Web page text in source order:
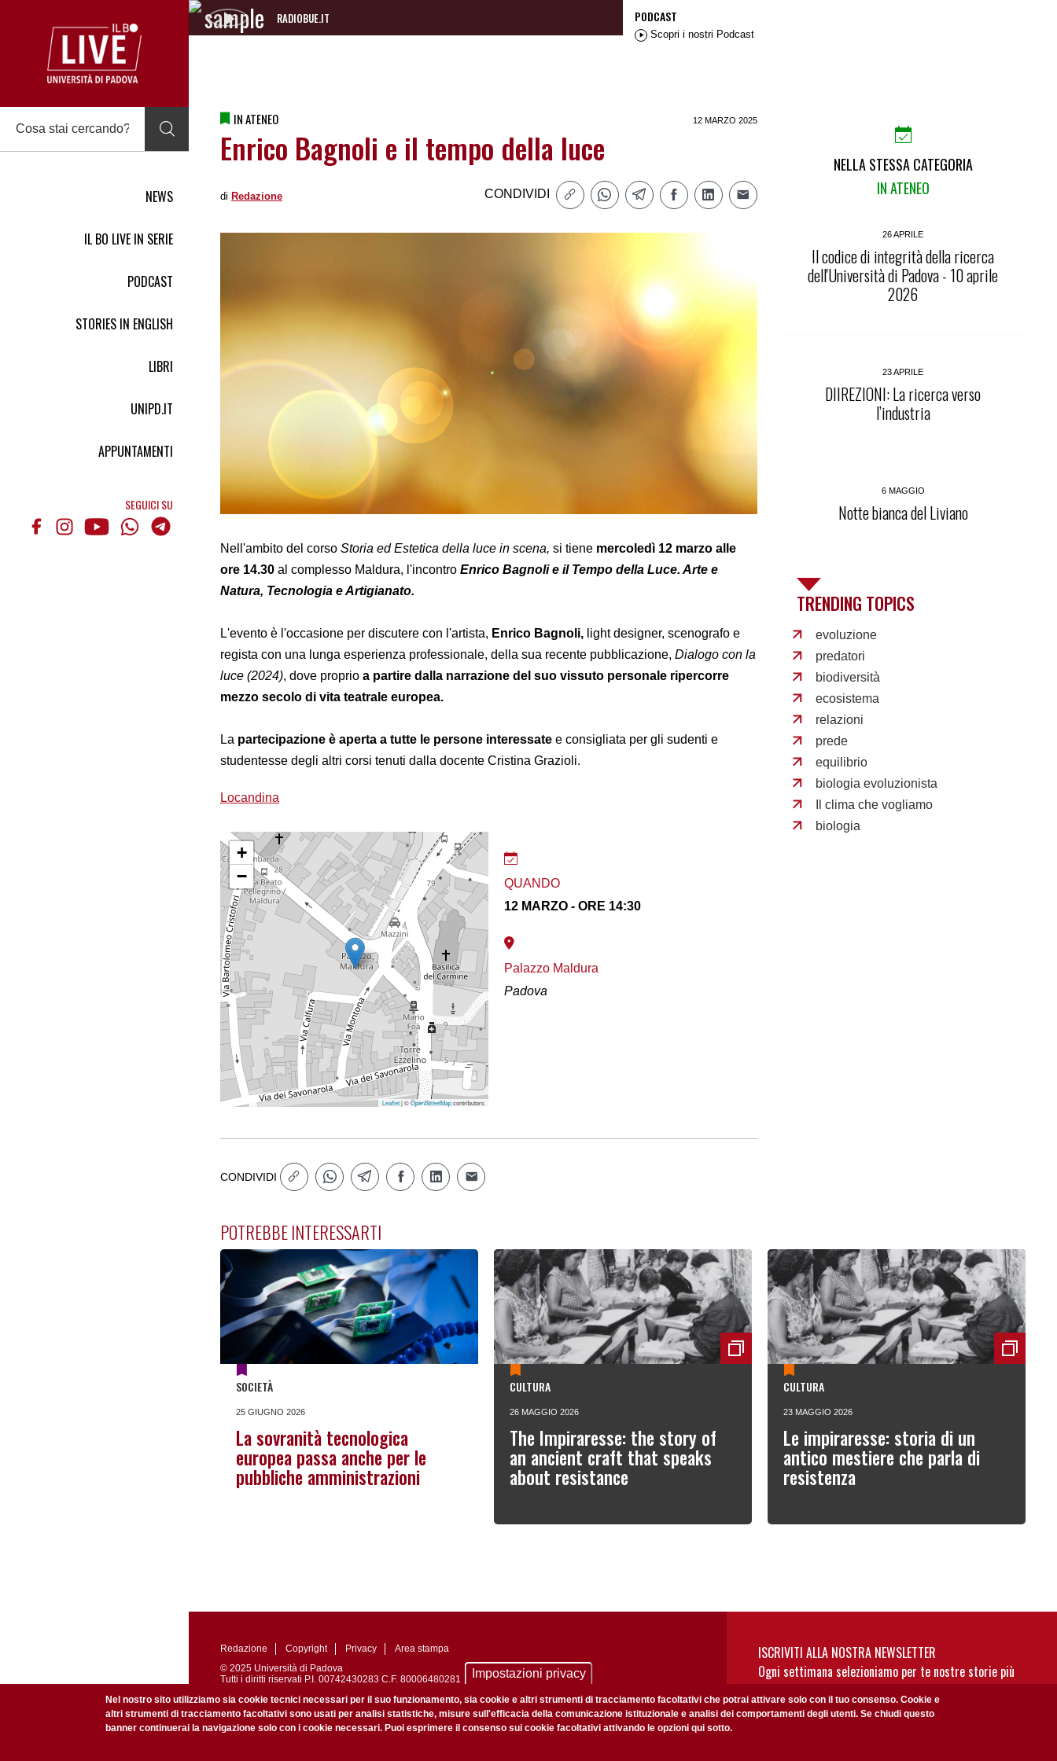
NEWS
IL BO LIVE IN SERIE
PODCAST
STORIES IN ENGLISH
LIBRI
UNIPD.IT
APPUNTAMENTI
SEGUICI SU
RADIOBUE.IT
Audio
PODCAST
Scopri i nostri Podcast
IN ATENEO 12 MARZO 2025
Enrico Bagnoli e il tempo della luce
di Redazione CONDIVIDI
Nell'ambito del corso Storia ed Estetica della luce in scena, si tiene mercoledì 12 marzo alle
ore 14.30 al complesso Maldura, l'incontro Enrico Bagnoli e il Tempo della Luce. Arte e
Natura, Tecnologia e Artigianato.
L'evento è l'occasione per discutere con l'artista, Enrico Bagnoli, light designer, scenografo e
regista con una lunga esperienza professionale, della sua recente pubblicazione, Dialogo con la
luce (2024), dove proprio a partire dalla narrazione del suo vissuto personale ripercorre
mezzo secolo di vita teatrale europea.
La partecipazione è aperta a tutte le persone interessate e consigliata per gli sudenti e
studentesse degli altri corsi tenuti dalla docente Cristina Grazioli.
Locandina
+
−
Leaflet| ©OpenStreetMapcontributors
QUANDO
12 MARZO - ORE 14:30
Palazzo Maldura
Padova
CONDIVIDI
NELLA STESSA CATEGORIA
IN ATENEO
26 APRILE
Il codice di integrità della ricerca
dell'Università di Padova - 10 aprile
2026
23 APRILE
DIIREZIONI: La ricerca verso
l’industria
6 MAGGIO
Notte bianca del Liviano
TRENDING TOPICS
evoluzione
predatori
biodiversità
ecosistema
relazioni
prede
equilibrio
biologia evoluzionista
Il clima che vogliamo
biologia
POTREBBE INTERESSARTI
SOCIETÀ
25 GIUGNO 2026
La sovranità tecnologica
europea passa anche per le
pubbliche amministrazioni
CULTURA
26 MAGGIO 2026
The Impiraresse: the story of
an ancient craft that speaks
about resistance
CULTURA
23 MAGGIO 2026
Le impiraresse: storia di un
antico mestiere che parla di
resistenza
ISCRIVITI ALLA NOSTRA NEWSLETTER
Ogni settimana selezioniamo per te nostre storie più
rilevanti: non perderti gli aggiornamenti della nostra
newsletter
Redazione Copyright Privacy
Area stampa
© 2025 Università di Padova
Tutti i diritti riservati P.I. 00742430283 C.F. 80006480281
Impostazioni privacy
Nel nostro sito utilizziamo sia cookie tecnici necessari per il suo funzionamento, sia cookie e altri strumenti di tracciamento facoltativi che potrai attivare solo con il tuo consenso. Cookie e
altri strumenti di tracciamento facoltativi sono usati per analisi statistiche, misure sull'efficacia della comunicazione istituzionale e analisi dei comportamenti degli utenti. Se chiudi questo
banner continuerai la navigazione solo con i cookie necessari. Puoi esprimere il consenso sui cookie facoltativi attivando le opzioni qui sotto.